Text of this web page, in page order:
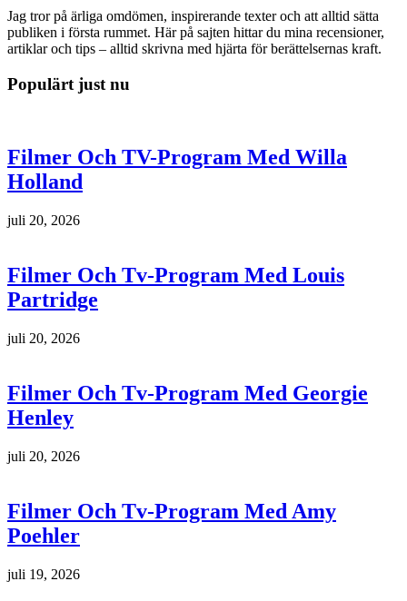
Jag tror på ärliga omdömen, inspirerande texter och att alltid sätta
publiken i första rummet. Här på sajten hittar du mina recensioner,
artiklar och tips – alltid skrivna med hjärta för berättelsernas kraft.
Populärt just nu
Filmer Och TV-Program Med Willa
Holland
juli 20, 2026
Filmer Och Tv-Program Med Louis
Partridge
juli 20, 2026
Filmer Och Tv-Program Med Georgie
Henley
juli 20, 2026
Filmer Och Tv-Program Med Amy
Poehler
juli 19, 2026